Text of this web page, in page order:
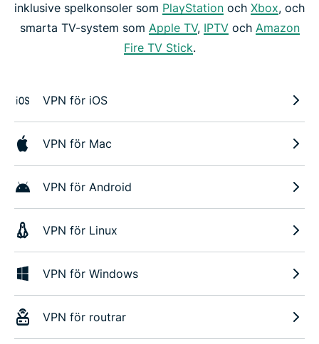
inklusive spelkonsoler som PlayStation och Xbox, och
smarta TV-system som Apple TV, IPTVoch Amazon
Fire TV Stick.
VPN för iOS
VPN för Mac
VPN för Android
VPN för Linux
VPN för Windows
VPN för routrar